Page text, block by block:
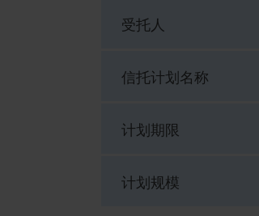
受托人
信托计划名称
计划期限
计划规模